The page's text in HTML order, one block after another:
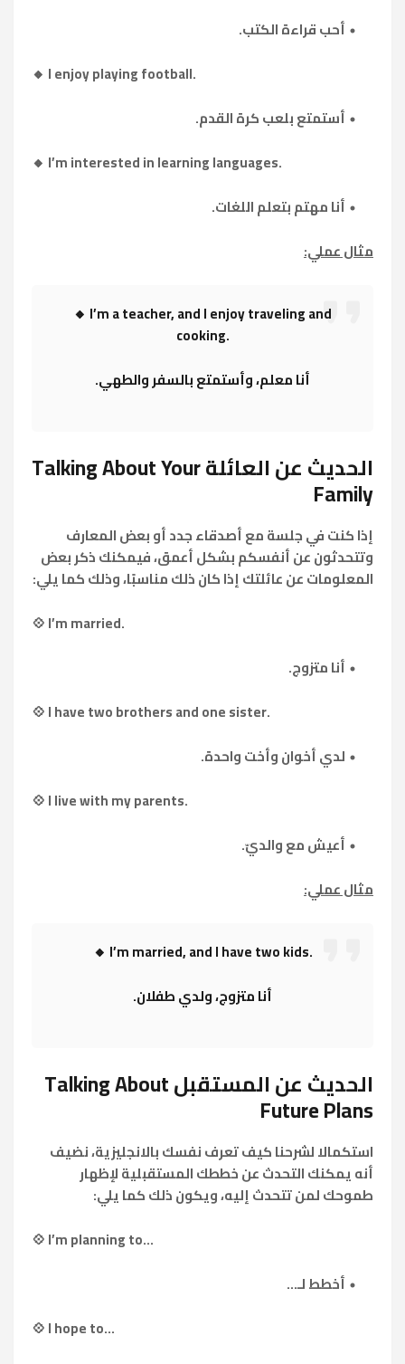
أحب قراءة الكتب.
🔸 I enjoy playing football.
أستمتع بلعب كرة القدم.
🔸 I’m interested in learning languages.
أنا مهتم بتعلم اللغات.
مثال عملي:
🔸 I’m a teacher, and I enjoy traveling and
cooking.
أنا معلم، وأستمتع بالسفر والطهي.
الحديث عن العائلة Talking About Your
Family
إذا كنت في جلسة مع أصدقاء جدد أو بعض المعارف
وتتحدثون عن أنفسكم بشكل أعمق، فيمكنك ذكر بعض
المعلومات عن عائلتك إذا كان ذلك مناسبًا، وذلك كما يلي:
💠 I’m married.
أنا متزوج.
💠 I have two brothers and one sister.
لدي أخوان وأخت واحدة.
💠 I live with my parents.
أعيش مع والديّ.
مثال عملي:
🔸 I’m married, and I have two kids.
أنا متزوج، ولدي طفلان.
الحديث عن المستقبل Talking About
Future Plans
استكمالا لشرحنا كيف تعرف نفسك بالانجليزية، نضيف
أنه يمكنك التحدث عن خططك المستقبلية لإظهار
طموحك لمن تتحدث إليه، ويكون ذلك كما يلي:
💠 I’m planning to...
أخطط لـ...
💠 I hope to...